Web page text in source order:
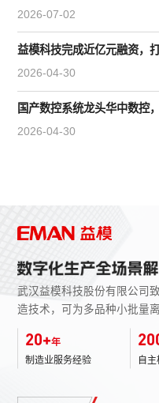
2026-07-02
益模科技完成近亿元融资，
2026-04-30
国产数控系统龙头华中数控
2026-04-30
武汉益模科技股份有限公司
造技术，可为多品种小批量
景解决方案，主要涉及四大
（MES）、柔性制造自动化
及数字化供应链协同(SCM)
20+年
制造业服务经验
自